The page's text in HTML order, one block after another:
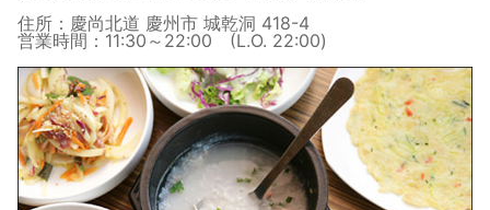
住所：慶尚北道 慶州市 城乾洞 418-4
営業時間：11:30～22:00 (L.O. 22:00)